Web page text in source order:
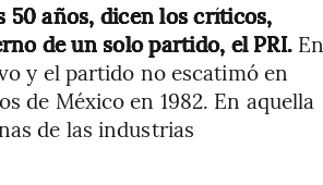
50 años, dicen los críticos,
de un solo partido, el PRI. En
y el partido no escatimó en
de México en 1982. En aquella
de las industrias